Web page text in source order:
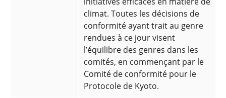
climat. Toutes les décisions de
conformité ayant trait au genre
rendues à ce jour visent
l’équilibre des genres dans les
comités, en commençant par le
Comité de conformité pour le
Protocole de Kyoto.